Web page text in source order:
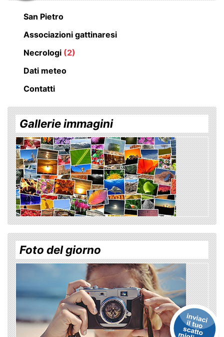
San Pietro
Associazioni gattinaresi
Necrologi (2)
Dati meteo
Contatti
Gallerie immagini
Foto del giorno